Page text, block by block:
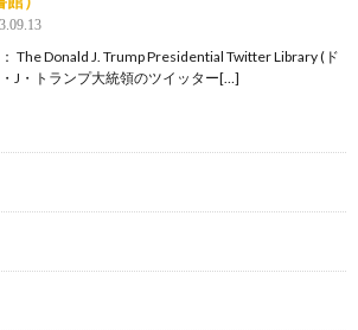
The Donald J. Trump Presidential Twitter Library (ド
J・トランプ大統領のツイッター[…]